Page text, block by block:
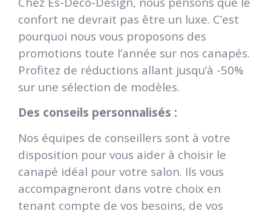
confort ne devrait pas être un luxe. C’est
pourquoi nous vous proposons des
promotions toute l’année sur nos canapés.
Profitez de réductions allant jusqu’à -50%
sur une sélection de modèles.
Des conseils personnalisés :
Nos équipes de conseillers sont à votre
disposition pour vous aider à choisir le
canapé idéal pour votre salon. Ils vous
accompagneront dans votre choix en
tenant compte de vos besoins, de vos